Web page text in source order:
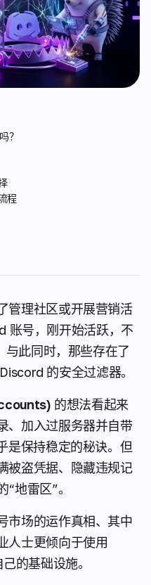
？
程
管理社区或开展营销活
账号，刚开始活跃，不
此同时，那些存在了
的安全过滤器。
的想法看起来
、加入过服务器并自带
是保持稳定的秘诀。但
被盗凭据、隐藏违规记
地雷区”。
市场的运作真相、其中
人士更倾向于使用
的基础设施。